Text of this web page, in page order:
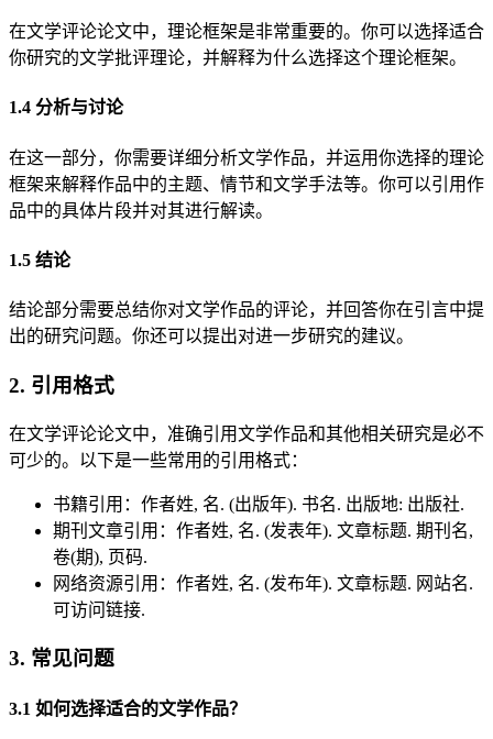
在文学评论论文中，理论框架是非常重要的。你可以选择适合
你研究的文学批评理论，并解释为什么选择这个理论框架。
1.4 分析与讨论
在这一部分，你需要详细分析文学作品，并运用你选择的理论
框架来解释作品中的主题、情节和文学手法等。你可以引用作
品中的具体片段并对其进行解读。
1.5 结论
结论部分需要总结你对文学作品的评论，并回答你在引言中提
出的研究问题。你还可以提出对进一步研究的建议。
2. 引用格式
在文学评论论文中，准确引用文学作品和其他相关研究是必不
可少的。以下是一些常用的引用格式：
书籍引用：作者姓, 名. (出版年). 书名. 出版地: 出版社.
期刊文章引用：作者姓, 名. (发表年). 文章标题. 期刊名,
卷(期), 页码.
网络资源引用：作者姓, 名. (发布年). 文章标题. 网站名.
可访问链接.
3. 常见问题
3.1 如何选择适合的文学作品？